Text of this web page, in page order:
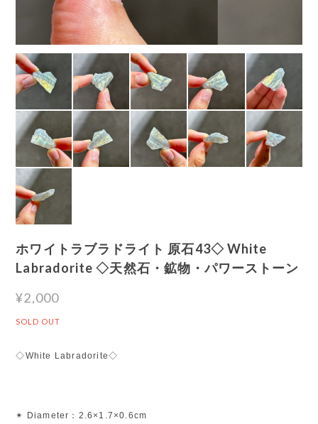
ホワイトラブラドライト 原石43◇ White
Labradorite ◇天然石・鉱物・パワーストーン
¥2,000
SOLD OUT
◇White Labradorite◇
✴︎ Diameter：2.6×1.7×0.6cm